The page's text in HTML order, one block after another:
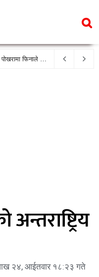
निलक्सणा श्रेष्ठ बनिन् ‘मिस कास्की नेपाल’, पोखरामा फिनाले भव्य रूपमा सम्पन्न
२४, आईतवार १८:२३ गते